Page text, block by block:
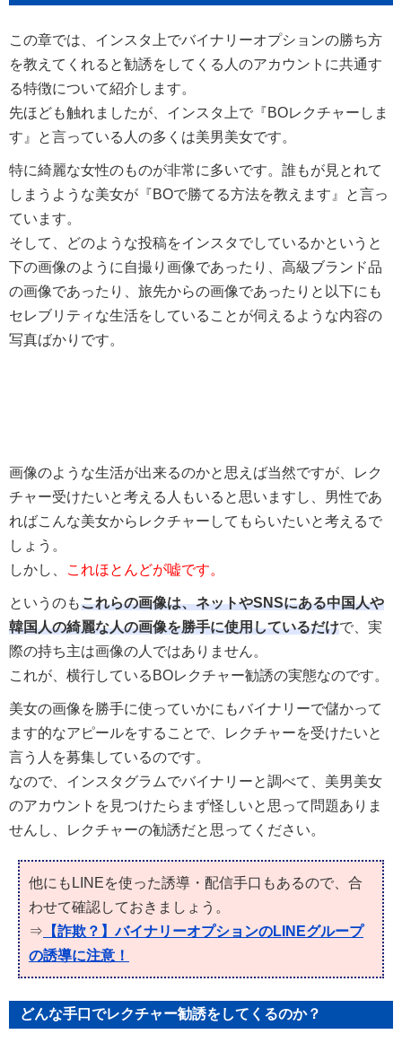
この章では、インスタ上でバイナリーオプションの勝ち方
を教えてくれると勧誘をしてくる人のアカウントに共通す
る特徴について紹介します。
先ほども触れましたが、インスタ上で『BOレクチャーしま
す』と言っている人の多くは美男美女です。
特に綺麗な女性のものが非常に多いです。誰もが見とれて
しまうような美女が『BOで勝てる方法を教えます』と言っ
ています。
そして、どのような投稿をインスタでしているかというと
下の画像のように自撮り画像であったり、高級ブランド品
の画像であったり、旅先からの画像であったりと以下にも
セレブリティな生活をしていることが伺えるような内容の
写真ばかりです。
画像のような生活が出来るのかと思えば当然ですが、レク
チャー受けたいと考える人もいると思いますし、男性であ
ればこんな美女からレクチャーしてもらいたいと考えるで
しょう。
しかし、
これほとんどが嘘です。
というのもこれらの画像は、ネットやSNSにある中国人や
韓国人の綺麗な人の画像を勝手に使用しているだけで、実
際の持ち主は画像の人ではありません。
これが、横行しているBOレクチャー勧誘の実態なのです。
美女の画像を勝手に使っていかにもバイナリーで儲かって
ます的なアピールをすることで、レクチャーを受けたいと
言う人を募集しているのです。
なので、インスタグラムでバイナリーと調べて、美男美女
のアカウントを見つけたらまず怪しいと思って問題ありま
せんし、レクチャーの勧誘だと思ってください。
他にもLINEを使った誘導・配信手口もあるので、合
わせて確認しておきましょう。
⇒ 【詐欺？】バイナリーオプションのLINEグループ
の誘導に注意！
どんな手口でレクチャー勧誘をしてくるのか？